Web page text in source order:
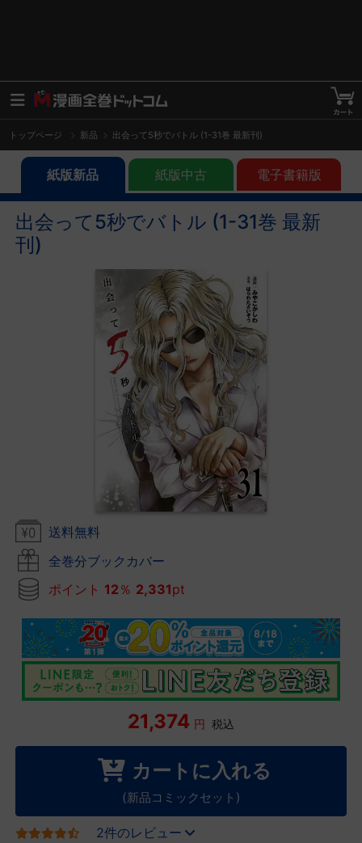
トップページ 新品 出会って5秒でバトル (1-31巻 最新刊)
紙版新品 紙版中古 電子書籍版
出会って5秒でバトル (1-31巻 最新
刊)
送料無料
全巻分ブックカバー
ポイント 12 ％ 2,331pt
21,374 円 税込
カートに入れる
(新品コミックセット)
2件のレビュー